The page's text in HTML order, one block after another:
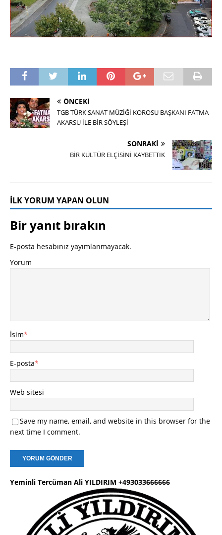
ÖNCEKI
TGB TÜRK SANAT MÜZİĞİ KOROSU BAŞKANI FATMA
AKARSU İLE BİR SÖYLEŞİ
SONRAKI
BİR KÜLTÜR ELÇİSİNİ KAYBETTİK
İLK YORUM YAPAN OLUN
Bir yanıt bırakın
E-posta hesabınız yayımlanmayacak.
Yorum
İsim*
E-posta*
Web sitesi
Save my name, email, and website in this browser for the
next time I comment.
Yeminli Tercüman Ali YILDIRIM +493033666666